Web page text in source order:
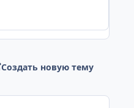
Создать новую тему